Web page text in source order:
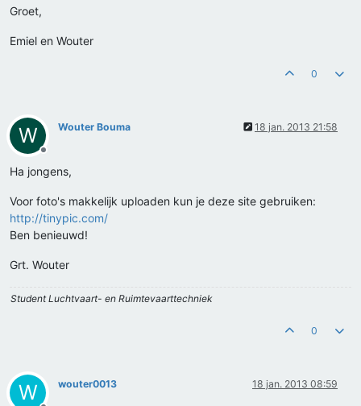
Groet,
Emiel en Wouter
0
W
Offline
Wouter Bouma 18 jan. 2013 21:58
Ha jongens,
Voor foto's makkelijk uploaden kun je deze site gebruiken:
http://tinypic.com/
Ben benieuwd!
Grt. Wouter
Student Luchtvaart- en Ruimtevaarttechniek
0
W wouter0013 18 jan. 2013 08:59